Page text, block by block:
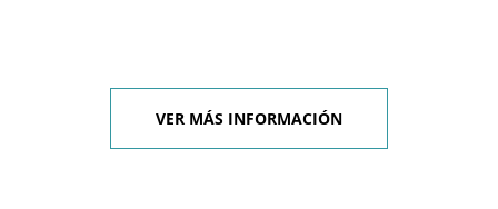
VER MÁS INFORMACIÓN